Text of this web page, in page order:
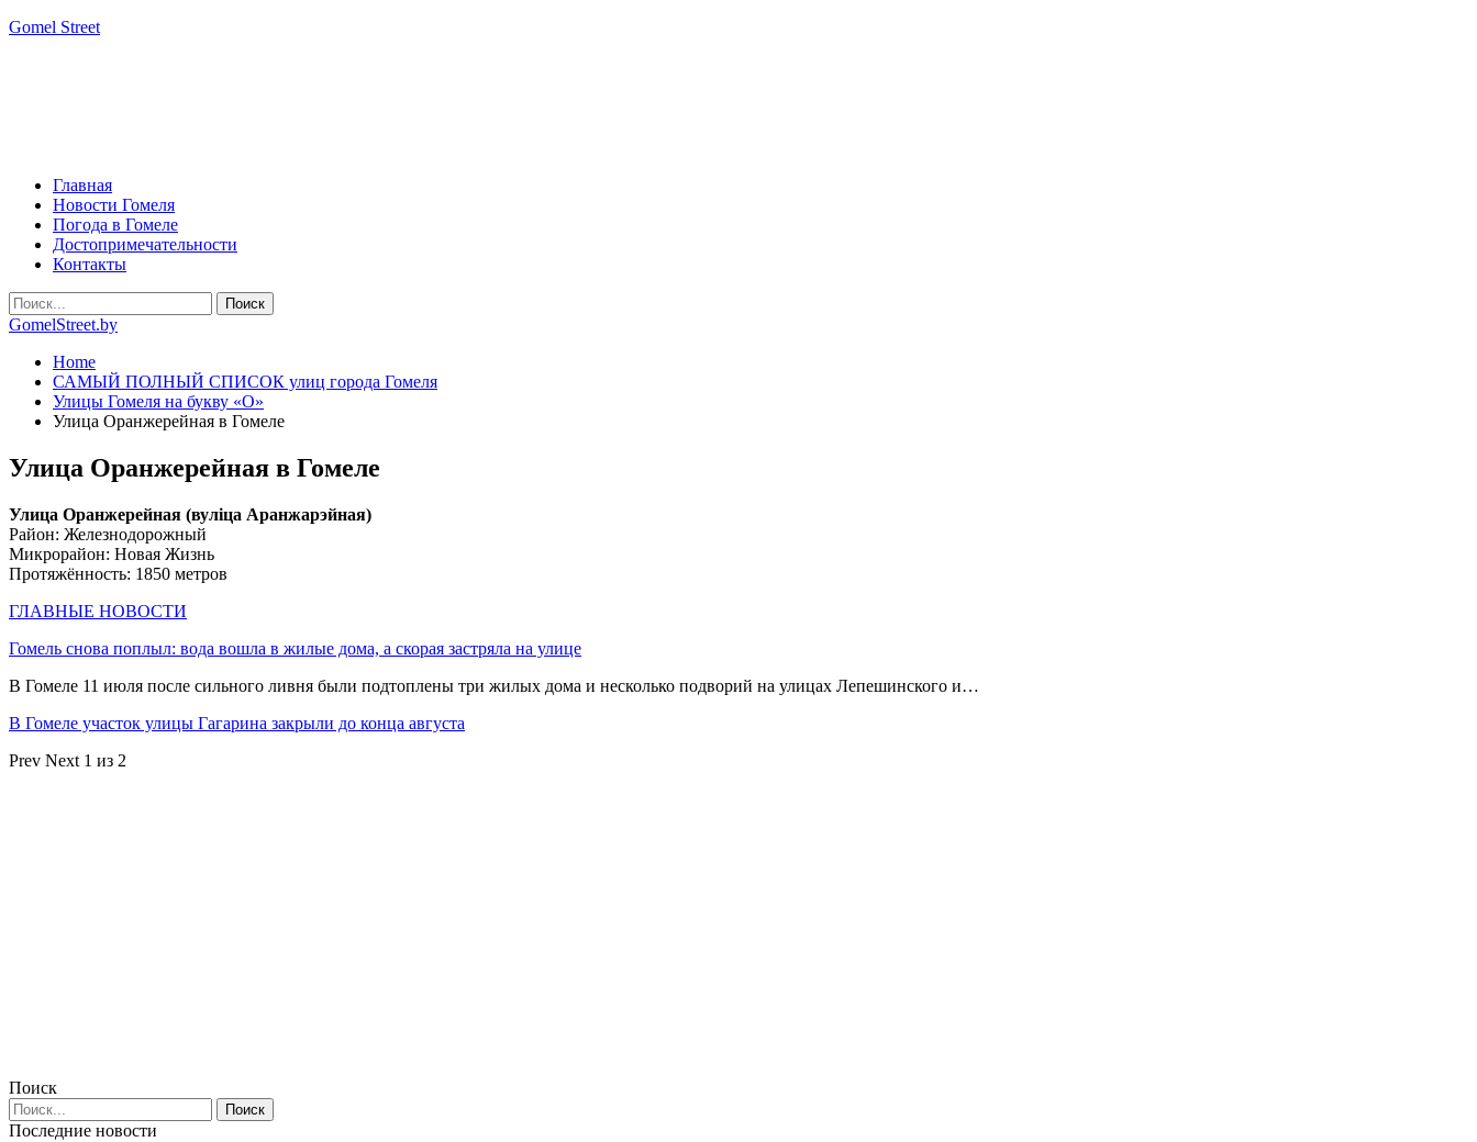
Gomel Street
Главная
Новости Гомеля
Погода в Гомеле
Достопримечательности
Контакты
GomelStreet.by
Home
САМЫЙ ПОЛНЫЙ СПИСОК улиц города Гомеля
Улицы Гомеля на букву «О»
Улица Оранжерейная в Гомеле
Улица Оранжерейная в Гомеле
Улица Оранжерейная (вулiца Аранжарэйная)
Район: Железнодорожный
Микрорайон: Новая Жизнь
Протяжённость: 1850 метров
ГЛАВНЫЕ НОВОСТИ
Гомель снова поплыл: вода вошла в жилые дома, а скорая застряла на улице
В Гомеле 11 июля после сильного ливня были подтоплены три жилых дома и несколько подворий на улицах Лепешинского и…
В Гомеле участок улицы Гагарина закрыли до конца августа
Prev Next 1 из 2
Поиск
Последние новости